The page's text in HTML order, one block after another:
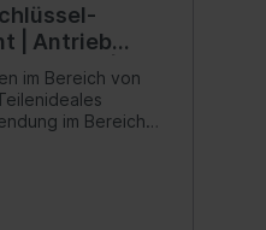
| Antrieb
(3/8") | SW
im Bereich von
im Bereich